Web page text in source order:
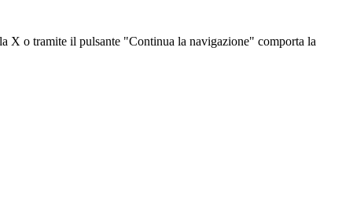
X o tramite il pulsante "Continua la navigazione" comporta la